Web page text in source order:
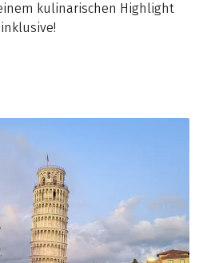
kulinarischen Highlight